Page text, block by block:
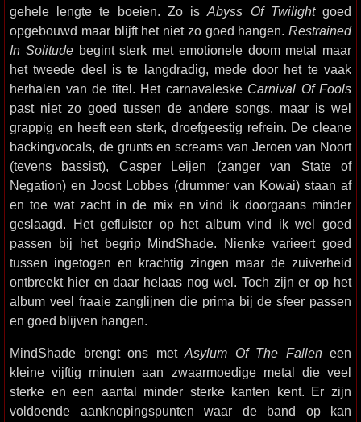
gehele lengte te boeien. Zo isAbyss Of Twilightgoed
opgebouwd maar blijft het niet zo goed hangen. Restrained
In Solitudebegint sterk met emotionele doom metal maar
het tweede deel is te langdradig, mede door het te vaak
herhalen van de titel. Het carnavaleske Carnival Of Fools
past niet zo goed tussen de andere songs, maar is wel
grappig en heeft een sterk, droefgeestig refrein. De cleane
backingvocals, de grunts en screams van Jeroen van Noort
(tevens bassist), Casper Leijen (zanger van State of
Negation) en Joost Lobbes (drummer van Kowai) staan af
en toe wat zacht in de mix en vind ik doorgaans minder
geslaagd. Het gefluister op het album vind ik wel goed
passen bij het begrip MindShade. Nienke varieert goed
tussen ingetogen en krachtig zingen maar de zuiverheid
ontbreekt hier en daar helaas nog wel. Toch zijn er op het
album veel fraaie zanglijnen die prima bij de sfeer passen
en goed blijven hangen.
MindShade brengt ons met Asylum Of The Falleneen
kleine vijftig minuten aan zwaarmoedige metal die veel
sterke en een aantal minder sterke kanten kent. Er zijn
voldoende aanknopingspunten waar de band op kan